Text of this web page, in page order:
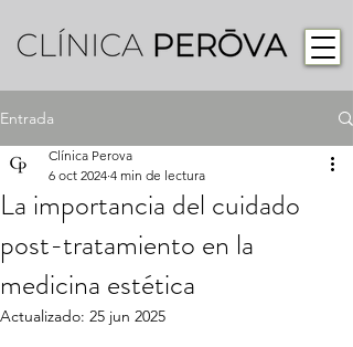
Entrada
La importancia del cuidado
post-tratamiento en la
medicina estética
Clínica Perova
6 oct 2024 4 min de lectura
Actualizado: 25 jun 2025